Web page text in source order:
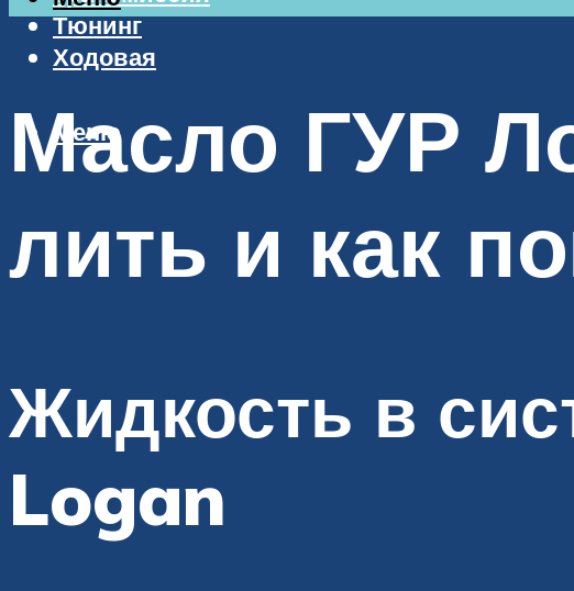
Тюнинг
Ходовая
Меню
Масло ГУР
лить и как
Жидкость в
Logan